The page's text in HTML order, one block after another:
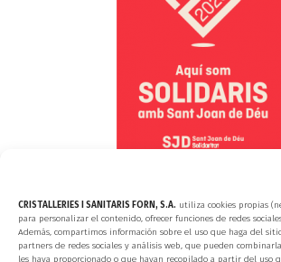
CRISTALLERIES I SANITARIS FORN, S.A. utiliza cookies propias
para personalizar el contenido, ofrecer funciones de redes
Además, compartimos información sobre el uso que haga del
partners de redes sociales y análisis web, que pueden
les haya proporcionado o que hayan recopilado a partir del uso
© 2024 Cristalleries i Sanitaris Forn, S.A.· Tots